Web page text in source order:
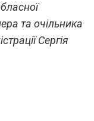
та очільника
Сергія